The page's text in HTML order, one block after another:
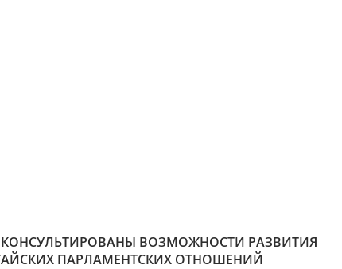
ВОЗМОЖНОСТИ РАЗВИТИЯ
ПАРЛАМЕНТСКИХ ОТНОШЕНИЙ